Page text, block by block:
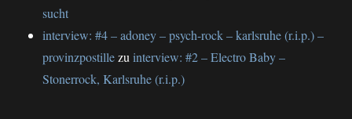
sucht
interview: #4 – adoney – psych-rock – karlsruhe (r.i.p.) –
provinzpostillezuinterview: #2 – Electro Baby –
Stonerrock, Karlsruhe (r.i.p.)